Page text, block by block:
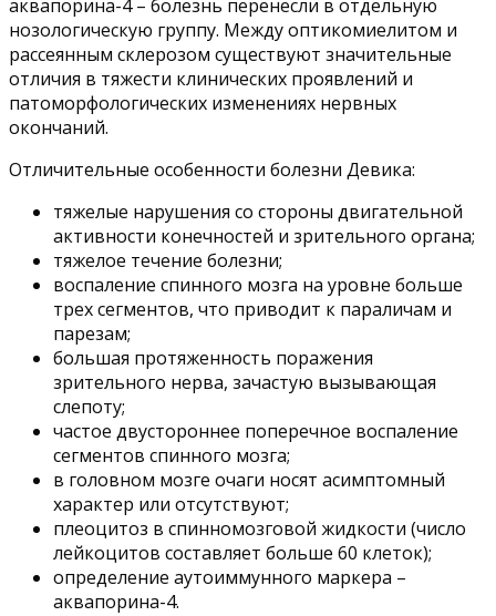
аквапорина-4 – болезнь перенесли в отдельную
нозологическую группу. Между оптикомиелитом и
рассеянным склерозом существуют значительные
отличия в тяжести клинических проявлений и
патоморфологических изменениях нервных
окончаний.
Отличительные особенности болезни Девика:
тяжелые нарушения со стороны двигательной
активности конечностей и зрительного органа;
тяжелое течение болезни;
воспаление спинного мозга на уровне больше
трех сегментов, что приводит к параличам и
парезам;
большая протяженность поражения
зрительного нерва, зачастую вызывающая
слепоту;
частое двустороннее поперечное воспаление
сегментов спинного мозга;
в головном мозге очаги носят асимптомный
характер или отсутствуют;
плеоцитоз в спинномозговой жидкости (число
лейкоцитов составляет больше 60 клеток);
определение аутоиммунного маркера –
аквапорина-4.